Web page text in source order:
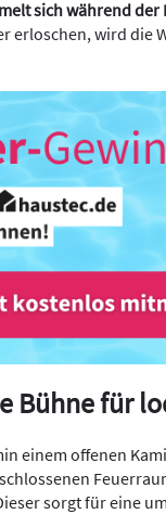
sich während
erloschen, wird die
Bühne für
einem offenen
sorgt für eine